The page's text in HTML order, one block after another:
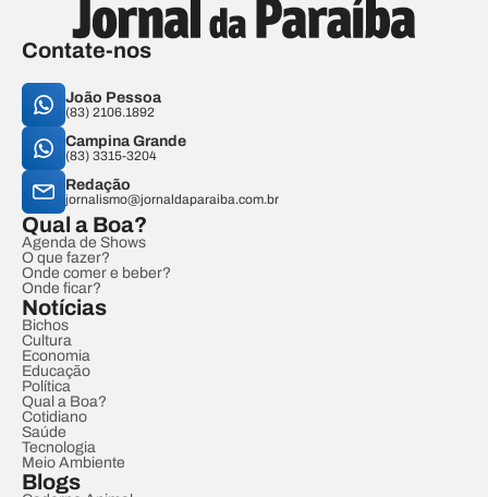
Contate-nos
João Pessoa
(83) 2106.1892
Campina Grande
(83) 3315-3204
Redação
jornalismo@jornaldaparaiba.com.br
Qual a Boa?
Agenda de Shows
O que fazer?
Onde comer e beber?
Onde ficar?
Notícias
Bichos
Cultura
Economia
Educação
Política
Qual a Boa?
Cotidiano
Saúde
Tecnologia
Meio Ambiente
Blogs